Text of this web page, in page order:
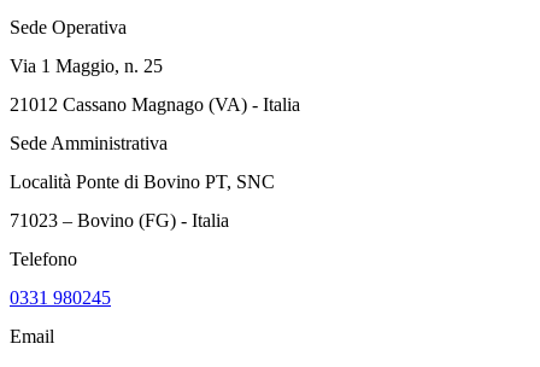
Sede Operativa
Via 1 Maggio, n. 25
21012 Cassano Magnago (VA) - Italia
Sede Amministrativa
Località Ponte di Bovino PT, SNC
71023 – Bovino (FG) - Italia
Telefono
0331 980245
Email